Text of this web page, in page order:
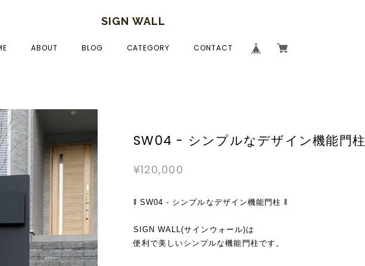
SIGN WALL
ABOUT BLOG CATEGORY CONTACT
SW04 - シンプルなデザイン機能門柱
¥120,000
‖ SW04 - シンプルなデザイン機能門柱 ‖
SIGN WALL(サインウォール)は
便利で美しいシンプルな機能門柱です。